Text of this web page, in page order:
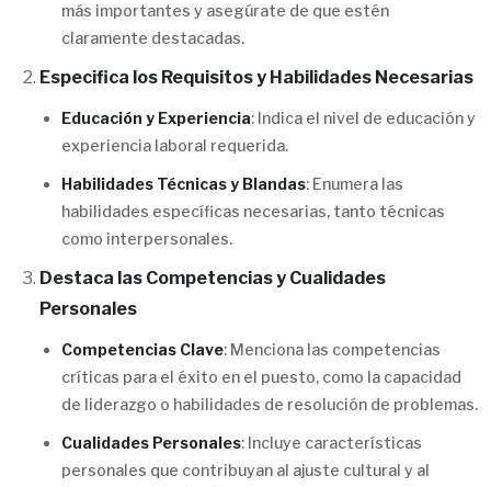
más importantes y asegúrate de que estén
claramente destacadas.
Especifica los Requisitos y Habilidades Necesarias
Educación y Experiencia: Indica el nivel de educación y
experiencia laboral requerida.
Habilidades Técnicas y Blandas: Enumera las
habilidades específicas necesarias, tanto técnicas
como interpersonales.
Destaca las Competencias y Cualidades
Personales
Competencias Clave: Menciona las competencias
críticas para el éxito en el puesto, como la capacidad
de liderazgo o habilidades de resolución de problemas.
Cualidades Personales: Incluye características
personales que contribuyan al ajuste cultural y al